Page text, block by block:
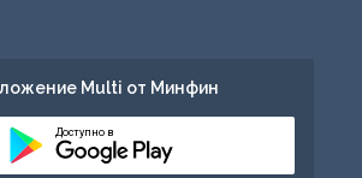
Multi от Минфин
Доступно в